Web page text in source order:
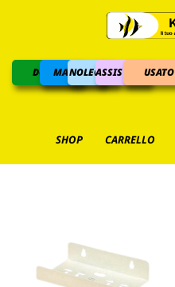
DOLCEMARINO
NOLEGGIOASSISTENZAUSATO
SHOP CARRELLO